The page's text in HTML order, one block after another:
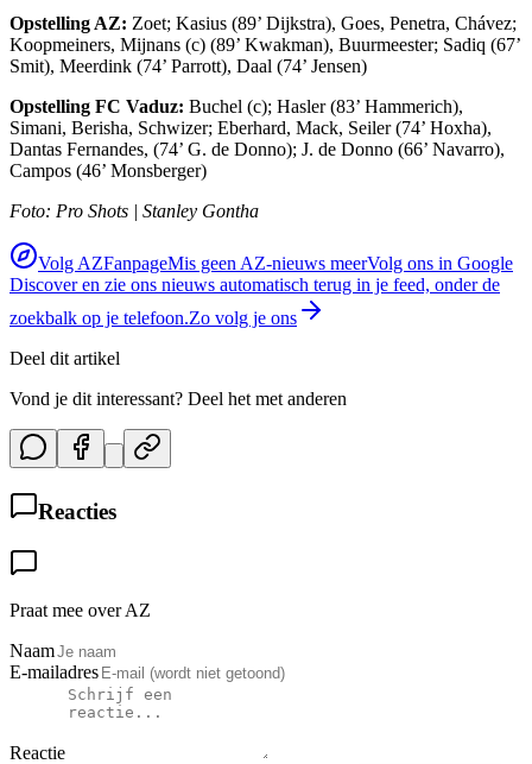
Opstelling AZ: Zoet; Kasius (89’ Dijkstra), Goes, Penetra, Chávez;
Koopmeiners, Mijnans (c) (89’ Kwakman), Buurmeester; Sadiq (67’
Smit), Meerdink (74’ Parrott), Daal (74’ Jensen)
Opstelling FC Vaduz: Buchel (c); Hasler (83’ Hammerich),
Simani, Berisha, Schwizer; Eberhard, Mack, Seiler (74’ Hoxha),
Dantas Fernandes, (74’ G. de Donno); J. de Donno (66’ Navarro),
Campos (46’ Monsberger)
Foto: Pro Shots | Stanley Gontha
Volg AZFanpageMis geen AZ-nieuws meerVolg ons in Google
Discover en zie ons nieuws automatisch terug in je feed, onder de
zoekbalk op je telefoon.Zo volg je ons
Deel dit artikel
Vond je dit interessant? Deel het met anderen
Reacties
Praat mee over AZ
Naam
E-mailadres
Reactie